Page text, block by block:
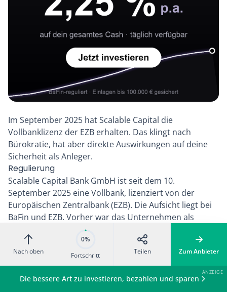
Im September 2025 hat Scalable Capital die
Vollbanklizenz der EZB erhalten. Das klingt nach
Bürokratie, hat aber direkte Auswirkungen auf deine
Sicherheit als Anleger.
Regulierung
Scalable Capital Bank GmbH ist seit dem 10.
September 2025 eine Vollbank, lizenziert von der
Europäischen Zentralbank (EZB). Die Aufsicht liegt bei
BaFin und EZB. Vorher war das Unternehmen als
Wertpapierhandelsbank tätig. Seit dem 2. März 2026 ist
Scalable Capital bei der BaFin als
Kryptowertedienstleister registriert (MiCAR-Rahmen),
was den Krypto-ETP-Bereich regulatorisch weiter
absichert. Diese Registrierung beeinflusst auch die Art
Nach oben
0%
Fortschritt
Teilen Zum Anbieter
Die bessere Art zu investieren, bezahlen und sparen